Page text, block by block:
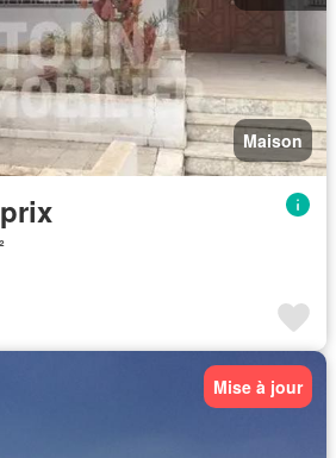
Maison
Mise à jour